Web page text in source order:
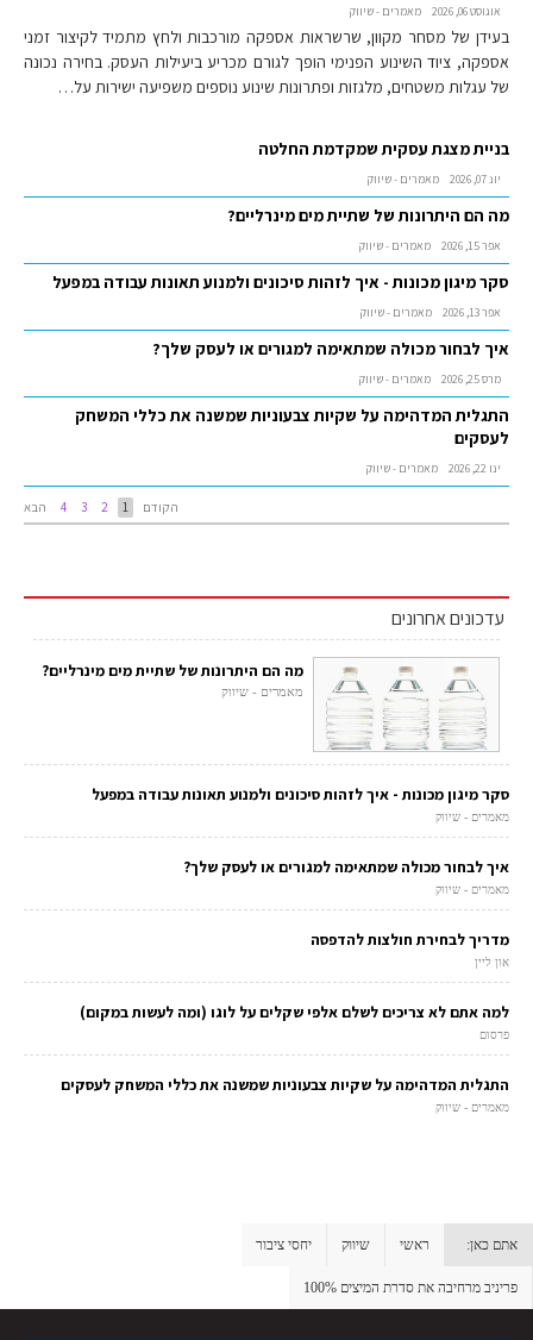
אוגוסט 06, 2026 מאמרים - שיווק
בעידן של מסחר מקוון, שרשראות אספקה מורכבות ולחץ מתמיד לקיצור זמני
אספקה, ציוד השינוע הפנימי הופך לגורם מכריע ביעילות העסק. בחירה נכונה
של עגלות משטחים, מלגזות ופתרונות שינוע נוספים משפיעה ישירות על…
בניית מצגת עסקית שמקדמת החלטה
יונ 07, 2026 מאמרים - שיווק
מה הם היתרונות של שתיית מים מינרליים?
אפר 15, 2026 מאמרים - שיווק
סקר מיגון מכונות - איך לזהות סיכונים ולמנוע תאונות עבודה במפעל
אפר 13, 2026 מאמרים - שיווק
איך לבחור מכולה שמתאימה למגורים או לעסק שלך?
מרס 25, 2026 מאמרים - שיווק
התגלית המדהימה על שקיות צבעוניות שמשנה את כללי המשחק
לעסקים
ינו 22, 2026 מאמרים - שיווק
הקודם 1
2
3
4 הבא
עדכונים אחרונים
מה הם היתרונות של שתיית מים מינרליים?
מאמרים - שיווק
סקר מיגון מכונות - איך לזהות סיכונים ולמנוע תאונות עבודה במפעל
מאמרים - שיווק
איך לבחור מכולה שמתאימה למגורים או לעסק שלך?
מאמרים - שיווק
מדריך לבחירת חולצות להדפסה
און ליין
למה אתם לא צריכים לשלם אלפי שקלים על לוגו (ומה לעשות במקום)
פרסום
התגלית המדהימה על שקיות צבעוניות שמשנה את כללי המשחק לעסקים
מאמרים - שיווק
אתם כאן: ראשי שיווק יחסי ציבור
פריניב מרחיבה את סדרת המיצים 100%